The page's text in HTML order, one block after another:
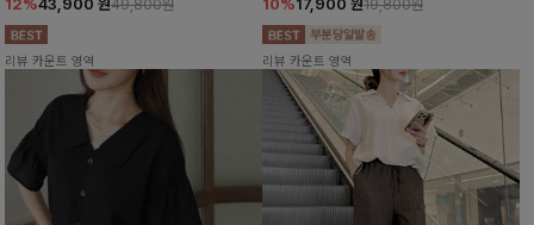
12%43,900 원49,800원
리뷰 카운트 영역
10%17,900 원19,800원
리뷰 카운트 영역